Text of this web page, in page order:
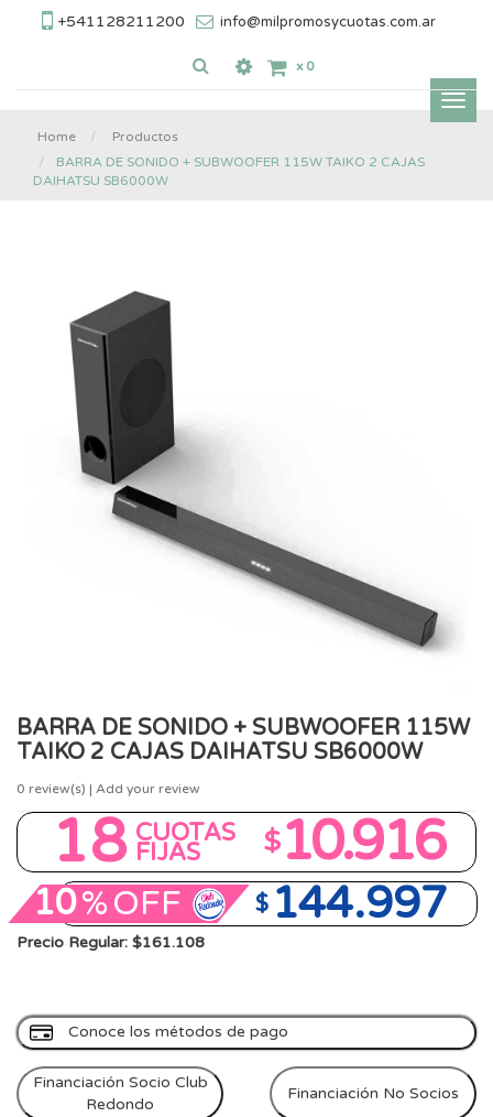
+541128211200 info@milpromosycuotas.com.ar
x 0
Home
Productos
BARRA DE SONIDO + SUBWOOFER 115W TAIKO 2 CAJAS
DAIHATSU SB6000W
BARRA DE SONIDO + SUBWOOFER 115W
TAIKO 2 CAJAS DAIHATSU SB6000W
0 review(s) | Add your review
18 CUOTAS
FIJAS $10.916
10%OFF $ 144.997
Precio Regular: $161.108
Conoce los métodos de pago
Financiación Socio Club
Redondo
Financiación No Socios